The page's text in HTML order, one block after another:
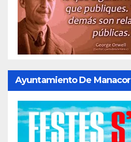
Ayuntamiento De Manacor